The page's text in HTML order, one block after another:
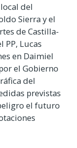
del
Sierra y el
de Castilla-
PP, Lucas
en Daimiel
el Gobierno
del
previstas
el futuro